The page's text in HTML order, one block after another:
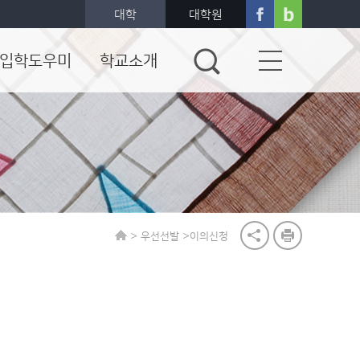
대학 대학원
입학도우미 학교소개
> 우선선발 >이의신청